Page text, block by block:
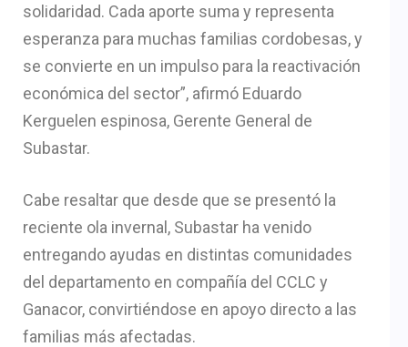
solidaridad. Cada aporte suma y representa
esperanza para muchas familias cordobesas, y
se convierte en un impulso para la reactivación
económica del sector”, afirmó Eduardo
Kerguelen espinosa, Gerente General de
Subastar.
Cabe resaltar que desde que se presentó la
reciente ola invernal, Subastar ha venido
entregando ayudas en distintas comunidades
del departamento en compañía del CCLC y
Ganacor, convirtiéndose en apoyo directo a las
familias más afectadas.